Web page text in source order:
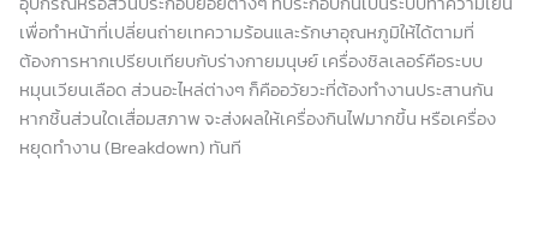
เพื่อทำหน้าที่เปลี่ยนถ่ายเทความร้อนและรักษาอุณหภูมิให้ได้ตามที่
ต้องการหากเปรียบเทียบกับร่างกายมนุษย์ เครื่องชิลเลอร์คือระบบ
หมุนเวียนเลือด ส่วนอะไหล่ต่างๆ ก็คืออวัยวะที่ต้องทำงานประสานกัน
หากชิ้นส่วนใดเสื่อมสภาพ จะส่งผลให้เครื่องกินไฟมากขึ้น หรือเครื่อง
หยุดทำงาน (Breakdown) ทันที